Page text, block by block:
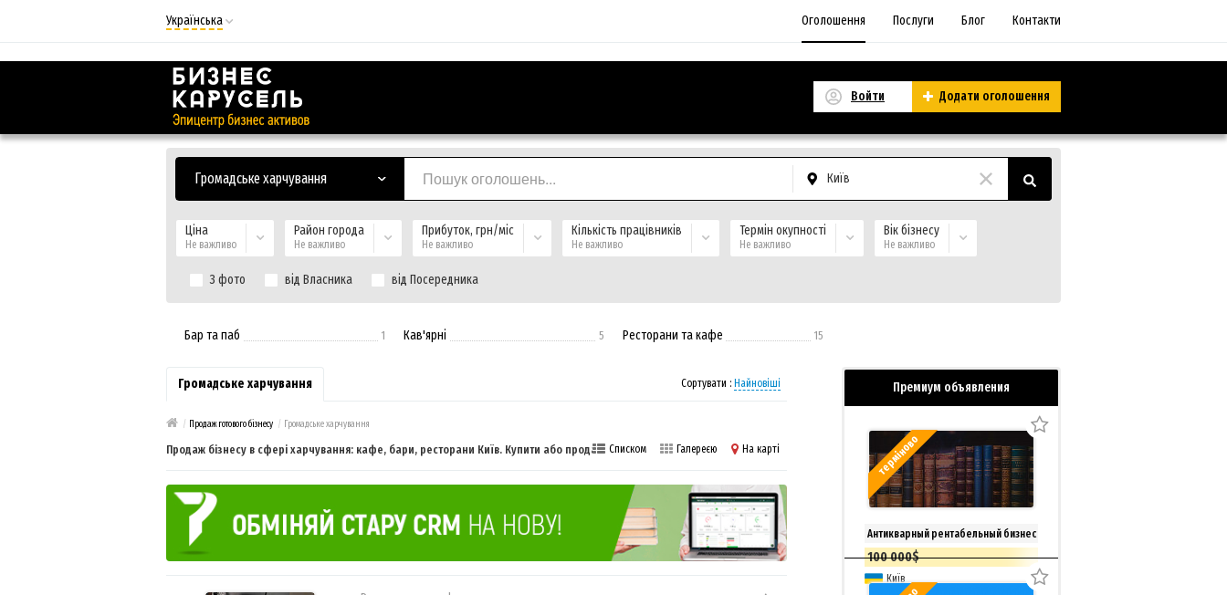
Українська
Русский
Українська
Оголошення Послуги Блог Контакти
Войти Додати оголошення
Громадське харчування Київ
Ціна
Не важливо
Район города
Не важливо
Прибуток, грн/міс
Не важливо
Кількість працівників
Не важливо
Термін окупності
Не важливо
Вік бізнесу
Не важливо
З фото від Власника від Посередника
Бар та паб 1 Кав'ярні 5 Ресторани та кафе 15
Громадське харчування Сортувати : Найновіші
/ Продаж готового бізнесу / Громадське харчування
Продаж бізнесу в сфері харчування: кафе, бари, ресторани Київ. Купити або продати бізнес
Списком Галереєю На карті
Премиум объявления
терміново
Антикварный рентабельный бизнес
100 000$
Київ